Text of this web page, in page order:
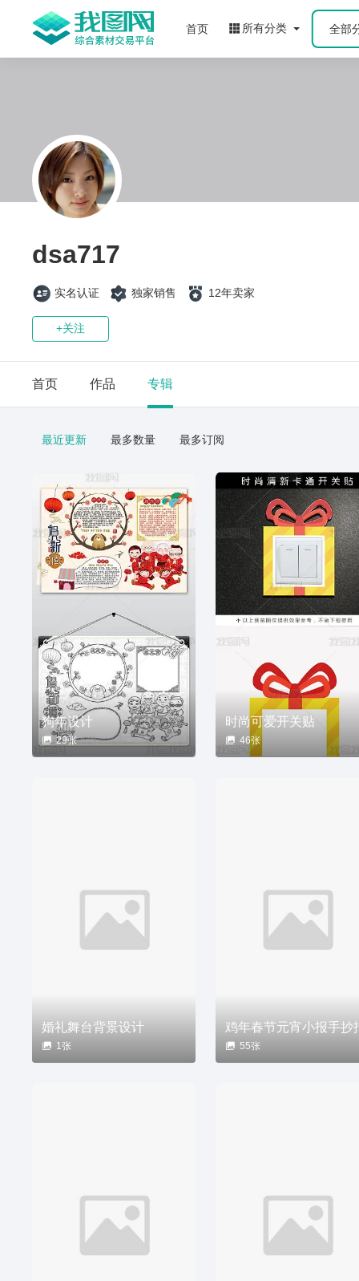
首页 所有分类 全部
dsa717
实名认证 独家销售 12年卖家
+关注
首页 作品 专辑
最近更新 最多数量 最多订阅
狗年设计
29张
时尚可爱开关贴
46张
婚礼舞台背景设计
1张
鸡年春节元宵小报手抄
55张